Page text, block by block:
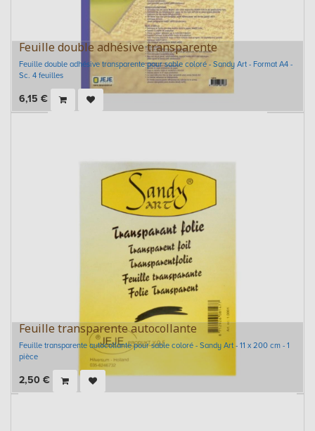
Feuille double adhésive transparente
Feuille double adhésive transparente pour sable coloré - Sandy Art - Format A4 -
Sc. 4 feuilles
6,15 €
Feuille transparente autocollante
Feuille transparente autocollante pour sable coloré - Sandy Art - 11 x 200 cm - 1
pièce
2,50 €